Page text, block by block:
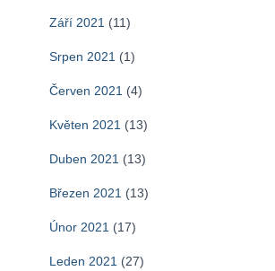
Září 2021 (11)
Srpen 2021 (1)
Červen 2021 (4)
Květen 2021 (13)
Duben 2021 (13)
Březen 2021 (13)
Únor 2021 (17)
Leden 2021 (27)